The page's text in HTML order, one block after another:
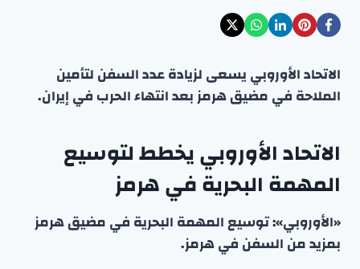
الاتحاد الأوروبي يسعى لزيادة عدد السفن لتأمين
الملاحة في مضيق هرمز بعد انتهاء الحرب في إيران.
الاتحاد الأوروبي يخطط لتوسيع
المهمة البحرية في هرمز
«الأوروبي»: توسيع المهمة البحرية في مضيق هرمز
بمزيد من السفن في هرمز.